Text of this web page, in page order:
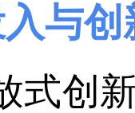
与
式创